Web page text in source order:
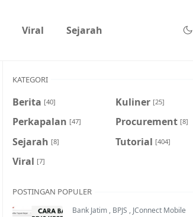
Viral Sejarah
KATEGORI
Berita [40] Kuliner [25]
Perkapalan [47] Procurement [8]
Sejarah [8] Tutorial [404]
Viral [7]
POSTINGAN POPULER
Bank Jatim , BPJS , JConnect Mobile